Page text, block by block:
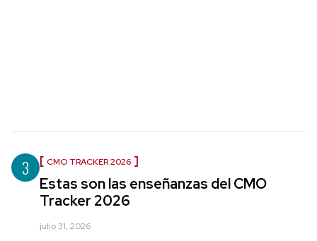
3 CMO TRACKER 2026
Estas son las enseñanzas del CMO
Tracker 2026
julio 31, 2026